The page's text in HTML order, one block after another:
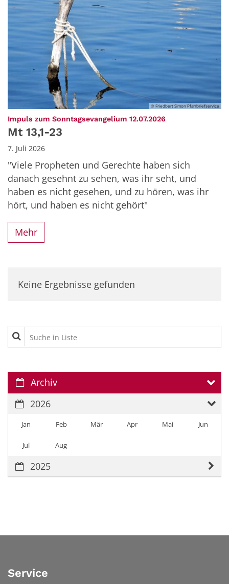
© Friedbert Simon Pfarrbriefservice
Impuls zum Sonntagsevangelium 12.07.2026
Mt 13,1-23
7. Juli 2026
"Viele Propheten und Gerechte haben sich
danach gesehnt zu sehen, was ihr seht, und
haben es nicht gesehen, und zu hören, was ihr
hört, und haben es nicht gehört"
Mehr
Keine Ergebnisse gefunden
Suche in Liste
Archiv
2026
Jan Feb Mär Apr Mai Jun
Jul Aug
2025
Service